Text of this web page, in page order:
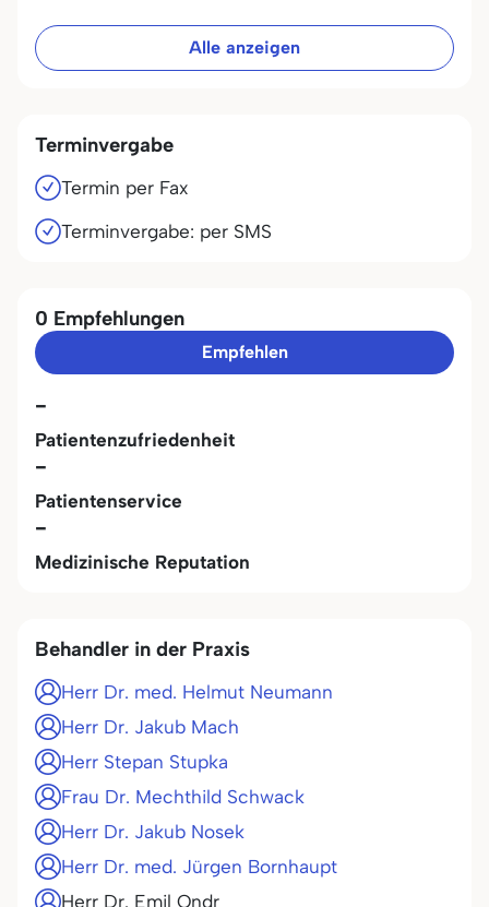
Alle anzeigen
Terminvergabe
Termin per Fax
Terminvergabe: per SMS
0 Empfehlungen
Empfehlen
-
Patientenzufriedenheit
-
Patientenservice
-
Medizinische Reputation
Behandler in der Praxis
Herr Dr. med. Helmut Neumann
Herr Dr. Jakub Mach
Herr Stepan Stupka
Frau Dr. Mechthild Schwack
Herr Dr. Jakub Nosek
Herr Dr. med. Jürgen Bornhaupt
Herr Dr. Emil Ondr